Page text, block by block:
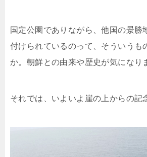
国定公園でありながら、他国の景勝
付けられているのって、そういうも
か。朝鮮との由来や歴史が気になり
それでは、いよいよ崖の上からの記